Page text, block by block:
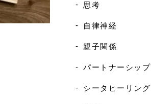
思考
自律神経
親子関係
パートナーシップ
シータヒーリング